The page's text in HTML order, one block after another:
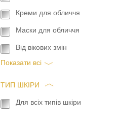
Креми для обличчя
Маски для обличчя
Від вікових змін
Показати всi
ТИП ШКІРИ
Для всіх типів шкіри